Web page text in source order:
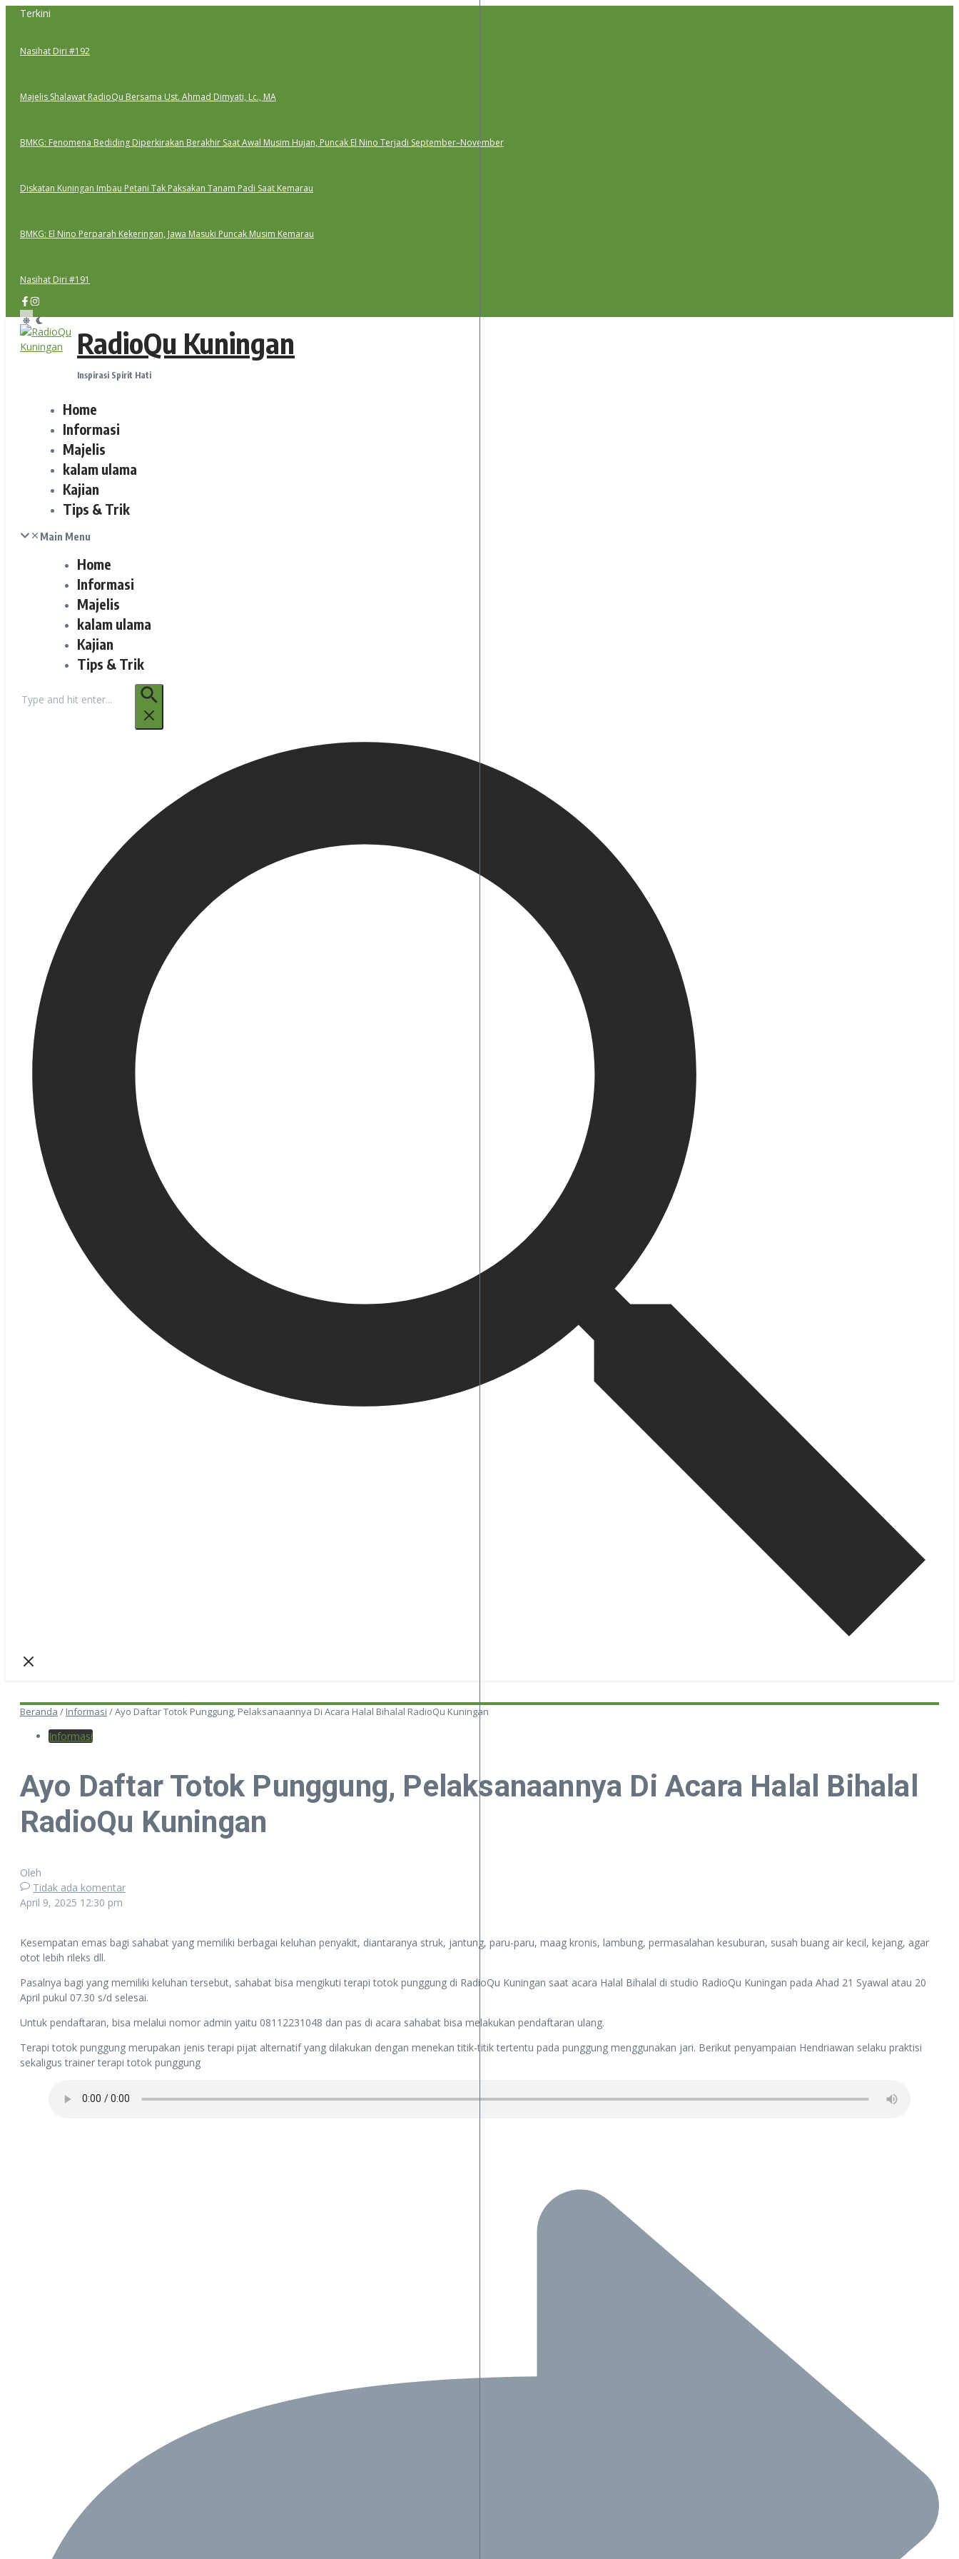
Lewati
Terkini
Nasihat Diri #192
Majelis Shalawat RadioQu Bersama Ust. Ahmad Dimyati, Lc., MA
BMKG: Fenomena Bediding Diperkirakan Berakhir Saat Awal Musim Hujan, Puncak El Nino Terjadi September–November
Diskatan Kuningan Imbau Petani Tak Paksakan Tanam Padi Saat Kemarau
BMKG: El Nino Perparah Kekeringan, Jawa Masuki Puncak Musim Kemarau
Nasihat Diri #191
RadioQu Kuningan
Inspirasi Spirit Hati
Home
Informasi
Majelis
kalam ulama
Kajian
Tips & Trik
Main Menu
Home
Informasi
Majelis
kalam ulama
Kajian
Tips & Trik
untuk:
Beranda / Informasi /Ayo Daftar Totok Punggung, Pelaksanaannya Di Acara Halal Bihalal RadioQu Kuningan
Informasi
Ayo Daftar Totok Punggung, Pelaksanaannya Di Acara Halal Bihalal
RadioQu Kuningan
Oleh
Tidak ada komentar
April 9, 2025 12:30 pm
Kesempatan emas bagi sahabat yang memiliki berbagai keluhan penyakit, diantaranya struk, jantung, paru-paru, maag kronis, lambung, permasalahan kesuburan, susah buang air kecil, kejang, agar
otot lebih rileks dll.
Pasalnya bagi yang memiliki keluhan tersebut, sahabat bisa mengikuti terapi totok punggung di RadioQu Kuningan saat acara Halal Bihalal di studio RadioQu Kuningan pada Ahad 21 Syawal atau 20
April pukul 07.30 s/d selesai.
Untuk pendaftaran, bisa melalui nomor admin yaitu 08112231048 dan pas di acara sahabat bisa melakukan pendaftaran ulang.
Terapi totok punggung merupakan jenis terapi pijat alternatif yang dilakukan dengan menekan titik-titik tertentu pada punggung menggunakan jari. Berikut penyampaian Hendriawan selaku praktisi
sekaligus trainer terapi totok punggung